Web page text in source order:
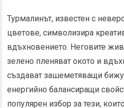
Турмалинът, известен с
цветове, символизира
вдъхновението. Неговите
зелено пленяват окото и
създават зашеметяващи
енергийно балансиращи
популярен избор за тези,